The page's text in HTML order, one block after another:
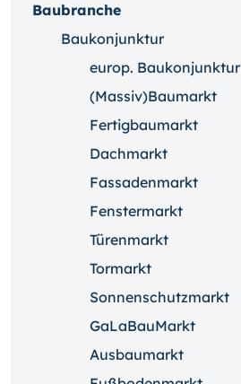
Baubranche
Baukonjunktur
europ. Baukonjunktur
(Massiv)Baumarkt
Fertigbaumarkt
Dachmarkt
Fassadenmarkt
Fenstermarkt
Türenmarkt
Tormarkt
Sonnenschutzmarkt
GaLaBauMarkt
Ausbaumarkt